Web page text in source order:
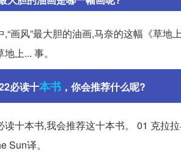
画风”最大胆的油画,马奈的这幅《草
上... 事。
必读十本书 ，你会推荐什么呢?
十本书,我会推荐这十本书。 01 克拉
Sun译。